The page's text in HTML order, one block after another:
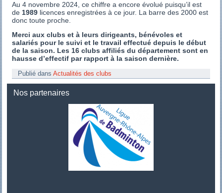
Au 4 novembre 2024, ce chiffre a encore évolué puisqu’il est
de 1989 licences enregistrées à ce jour. La barre des 2000 est
donc toute proche.
Merci aux clubs et à leurs dirigeants, bénévoles et
salariés pour le suivi et le travail effectué depuis le début
de la saison. Les 16 clubs affiliés du département sont en
hausse d’effectif par rapport à la saison dernière.
Publié dans Actualités des clubs
Nos partenaires